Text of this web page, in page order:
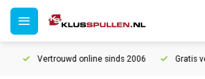
Vertrouwd online sinds 2006 Gratis